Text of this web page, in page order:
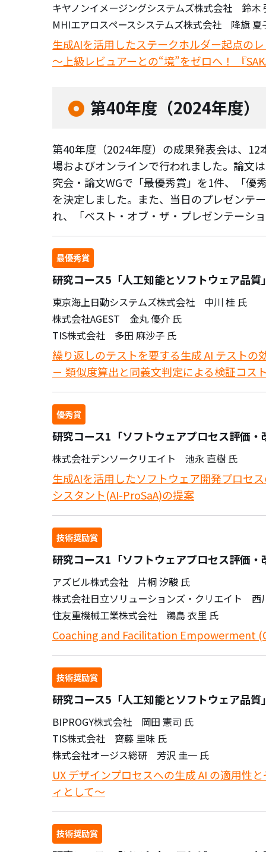
キヤノンイメージングシステムズ株式会社 鈴木
MHIエアロスペースシステムズ株式会社 降旗 夏
生成AIを活用したステークホルダー起点の
～上級レビュアーとの“境”をゼロへ！ 『
第40年度（2024年度）
第40年度（2024年度）の成果発表会は、
場およびオンラインで行われました。論文
究会・論文WGで「最優秀賞」を1件、「優
を決定しました。また、当日のプレゼンテ
れ、「ベスト・オブ・ザ・プレゼンテーシ
最優秀賞
研究コース5「人工知能とソフトウェア品
東京海上日動システムズ株式会社 中川 桂 氏
株式会社AGEST 金丸 優介 氏
TIS株式会社 多田 麻沙子 氏
繰り返しのテストを要する生成 AI テストの
－ 類似度算出と同義文判定による検証コス
優秀賞
研究コース1「ソフトウェアプロセス評価
株式会社デンソークリエイト 池永 直樹 氏
生成AIを活用したソフトウェア開発プロセ
シスタント(AI-ProSaA)の提案
技術奨励賞
研究コース1「ソフトウェアプロセス評価
アズビル株式会社 片桐 汐駿 氏
株式会社日立ソリューションズ・クリエイト 西
住友重機械工業株式会社 鵜島 衣里 氏
Coaching and Facilitation Empowerment
技術奨励賞
研究コース5「人工知能とソフトウェア品
BIPROGY株式会社 岡田 憲司 氏
TIS株式会社 齊藤 里味 氏
株式会社オージス総研 芳沢 圭一 氏
UX デザインプロセスへの生成 AI の適用性
ィとして～
技術奨励賞